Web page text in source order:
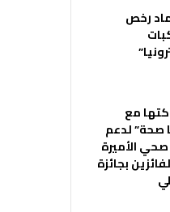
رخص
مع
صحة” لدعم
الأميرة
بجائزة